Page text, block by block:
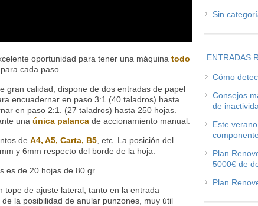
oportunidad para tener una máquina todo
cada paso.
gran calidad, dispone de dos entradas de papel
encuadernar en paso 3:1 (40 taladros) hasta
en paso 2:1. (27 taladros) hasta 250 hojas.
una única palanca de accionamiento manual.
de A4, A5, Carta, B5 , etc. La posición del
y 6mm respecto del borde de la hoja.
es de 20 hojas de 80 gr.
tope de ajuste lateral, tanto en la entrada
la posibilidad de anular punzones, muy útil
Sin
ENTRADAS
Cómo
Consejos
de
Este
Plan
5000€ de
Plan